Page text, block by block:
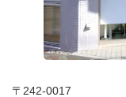
〒242-0017